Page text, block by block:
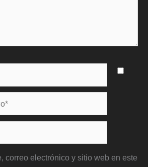
correo electrónico y sitio web en este